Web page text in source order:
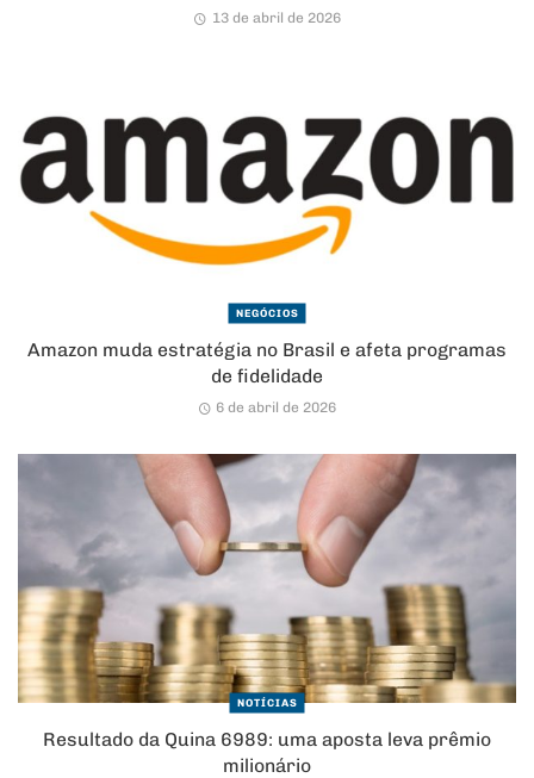
13 de abril de 2026
NEGÓCIOS
Amazon muda estratégia no Brasil e afeta programas
de fidelidade
6 de abril de 2026
NOTÍCIAS
Resultado da Quina 6989: uma aposta leva prêmio
milionário